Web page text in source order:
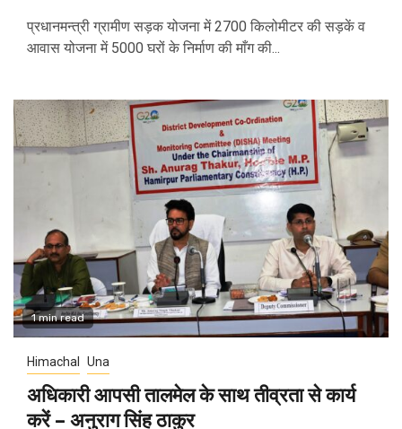
प्रधानमन्त्री ग्रामीण सड़क योजना में 2700 किलोमीटर की सड़कें व
आवास योजना में 5000 घरों के निर्माण की माँग की...
1 min read
Himachal Una
अधिकारी आपसी तालमेल के साथ तीव्रता से कार्य
करें – अनुराग सिंह ठाकुर